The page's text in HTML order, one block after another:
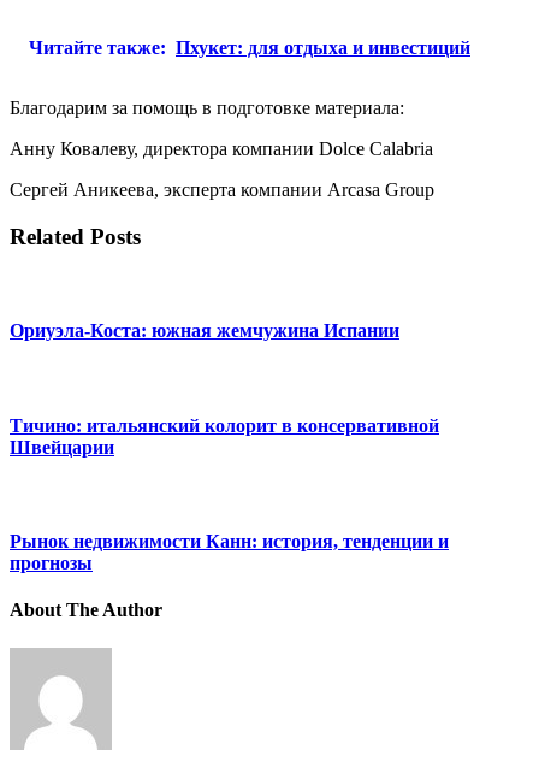
Читайте также: Пхукет: для отдыха и инвестиций
Благодарим за помощь в подготовке материала:
Анну Ковалеву, директора компании Dolce Calabria
Сергей Аникеева, эксперта компании Arcasa Group
Related Posts
Ориуэла-Коста: южная жемчужина Испании
Тичино: итальянский колорит в консервативной
Швейцарии
Рынок недвижимости Канн: история, тенденции и
прогнозы
About The Author